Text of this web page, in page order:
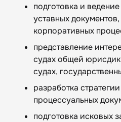
подготовка и
уставных
корпоративных
представление
судах общей
судах,
разработка
процессуальных
подготовка исковых